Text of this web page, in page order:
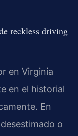
reckless driving
en Virginia
en el historial
En
o